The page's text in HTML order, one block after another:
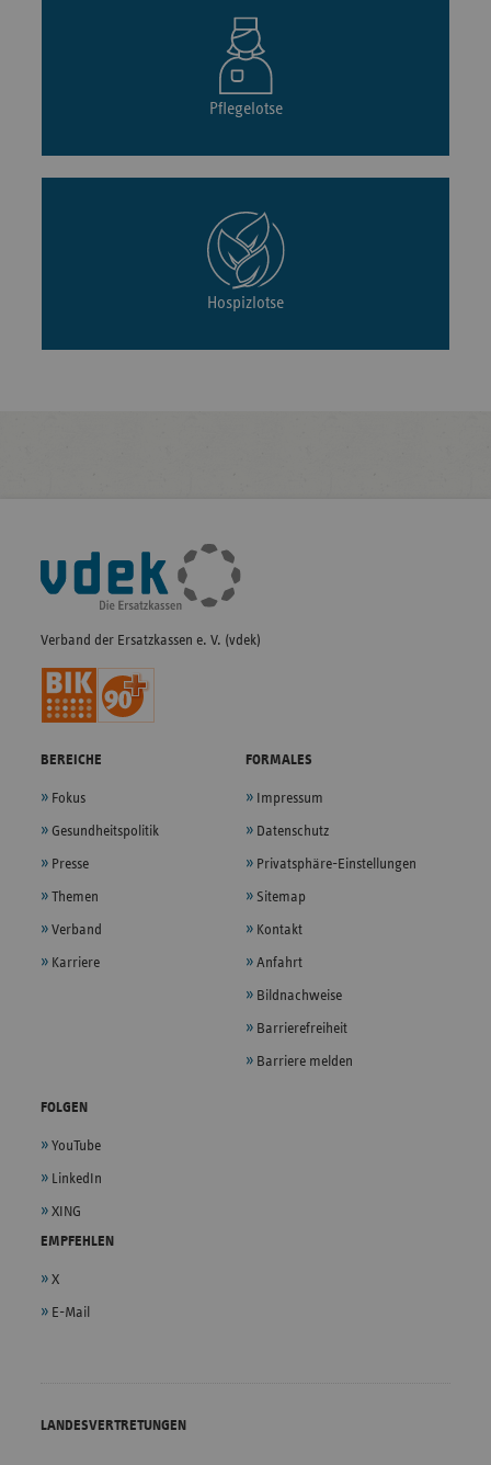
Pflegelotse
Hospizlotse
Fußleisten-
Navigation
Verband der Ersatzkassen e. V. (vdek)
BEREICHE
Fokus
Gesundheitspolitik
Presse
Themen
Verband
Karriere
FORMALES
Impressum
Datenschutz
Privatsphäre-Einstellungen
Sitemap
Kontakt
Anfahrt
Bildnachweise
Barrierefreiheit
Barriere melden
FOLGEN
YouTube
LinkedIn
XING
EMPFEHLEN
X
E-Mail
LANDESVERTRETUNGEN